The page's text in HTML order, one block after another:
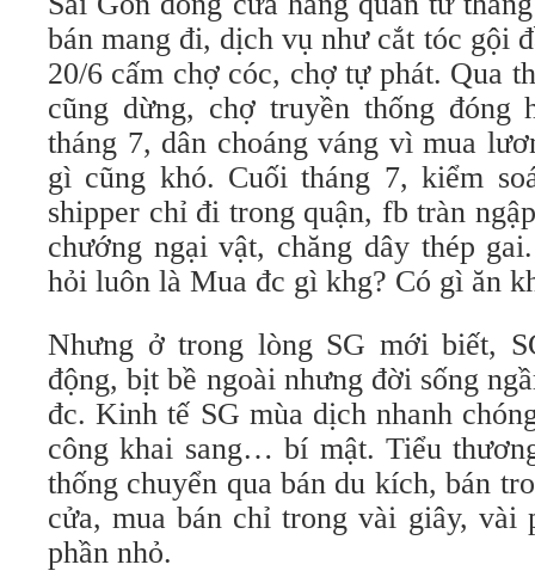
bán mang đi, dịch vụ như cắt tóc gội
20/6 cấm chợ cóc, chợ tự phát. Qua
cũng dừng, chợ truyền thống đóng
tháng 7, dân choáng váng vì mua
gì cũng khó. Cuối tháng 7, kiểm
shipper chỉ đi trong quận, fb tràn
chướng ngại vật, chăng dây thép
hỏi luôn là Mua đc gì khg? Có gì ăn
Nhưng ở trong lòng SG mới biết,
động, bịt bề ngoài nhưng đời sống
đc. Kinh tế SG mùa dịch nhanh
công khai sang… bí mật. Tiểu
thống chuyển qua bán du kích, bán
cửa, mua bán chỉ trong vài giây, vài
phần nhỏ.